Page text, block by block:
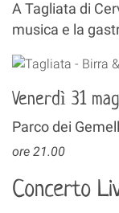
A Tagliata di
musica e la
Venerdì 31
Parco dei
ore 21.00
Concerto